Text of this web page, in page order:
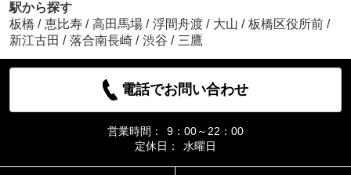
駅から探す
板橋 / 恵比寿 / 高田馬場 / 浮間舟渡 / 大山 / 板橋区役所前 /
新江古田 / 落合南長崎 / 渋谷 / 三鷹
電話でお問い合わせ
営業時間：
9：00～22：00
定休日：
水曜日